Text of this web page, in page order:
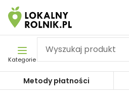
Pomiń nawigację
Kategorie
Metody płatności